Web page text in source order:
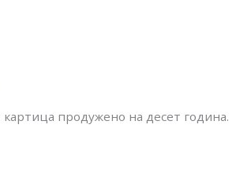
продужено на десет година.